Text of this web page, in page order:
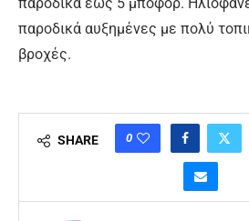
παροδικά έως 5 μποφόρ.
παροδικά αυξημένες με πολύ
βροχές.
SHARE 0